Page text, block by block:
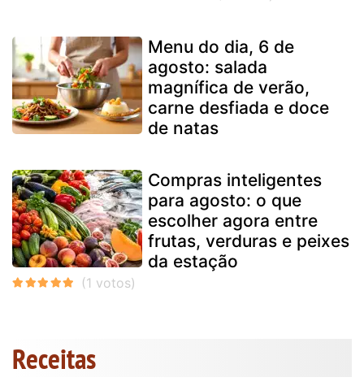
Menu do dia, 6 de
agosto: salada
magnífica de verão,
carne desfiada e doce
de natas
Compras inteligentes
para agosto: o que
escolher agora entre
frutas, verduras e peixes
da estação
Receitas